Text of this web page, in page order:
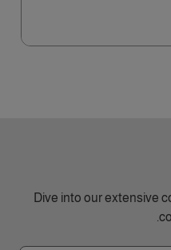
Dive into our extensive